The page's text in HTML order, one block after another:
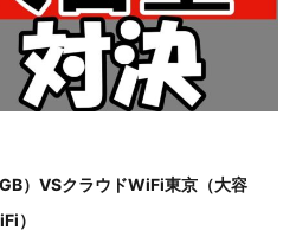
）VSクラウドWiFi東京（大容
）